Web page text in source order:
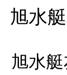
旭水
旭水